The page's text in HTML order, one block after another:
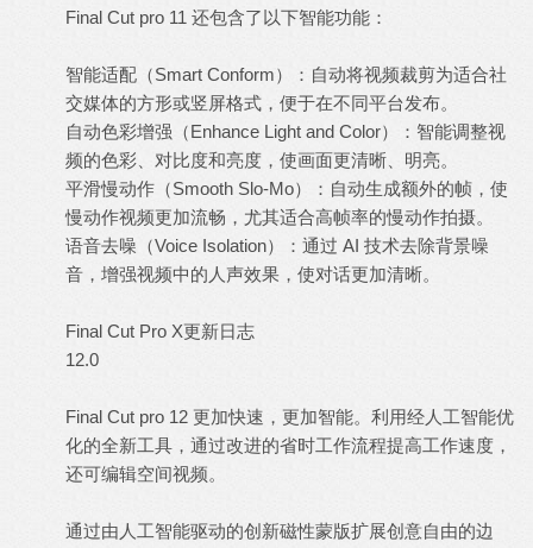
Final Cut pro 11 还包含了以下智能功能：
智能适配（Smart Conform）：自动将视频裁剪为适合社
交媒体的方形或竖屏格式，便于在不同平台发布。
自动色彩增强（Enhance Light and Color）：智能调整视
频的色彩、对比度和亮度，使画面更清晰、明亮。
平滑慢动作（Smooth Slo-Mo）：自动生成额外的帧，使
慢动作视频更加流畅，尤其适合高帧率的慢动作拍摄。
语音去噪（Voice Isolation）：通过 AI 技术去除背景噪
音，增强视频中的人声效果，使对话更加清晰。
Final Cut Pro X更新日志
12.0
Final Cut pro 12 更加快速，更加智能。利用经人工智能优
化的全新工具，通过改进的省时工作流程提高工作速度，
还可编辑空间视频。
通过由人工智能驱动的创新磁性蒙版扩展创意自由的边